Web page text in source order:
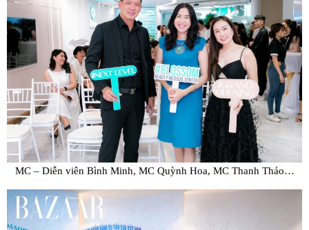
MC – Diễn viên Bình Minh, MC Quỳnh Hoa, MC Thanh Thảo…